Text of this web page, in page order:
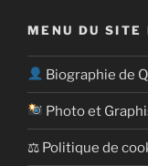
MENU DU SITE
Biographie de
Photo et
⚖ Politique de